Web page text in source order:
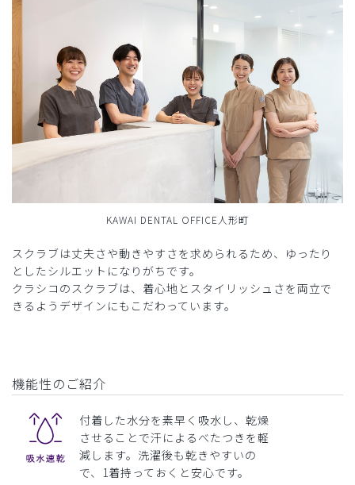
KAWAI DENTAL OFFICE人形町
スクラブは丈夫さや動きやすさを求められるため、ゆったり
としたシルエットになりがちです。
クラシコのスクラブは、着心地とスタイリッシュさを両立で
きるようデザインにもこだわっています。
機能性のご紹介
付着した水分を素早く吸水し、乾燥
させることで汗によるべたつきを軽
減します。洗濯後も乾きやすいの
で、1着持っておくと安心です。